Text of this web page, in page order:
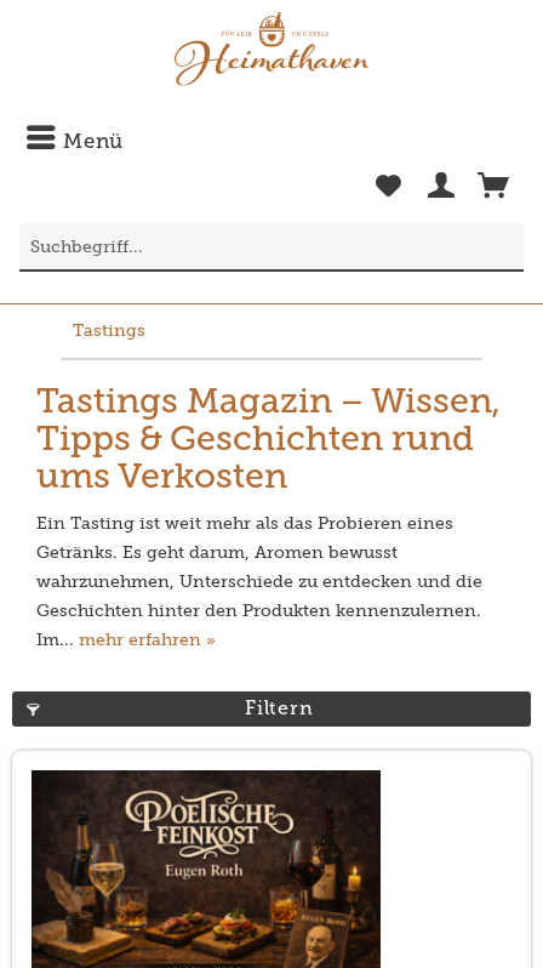
Menü
Tastings
Tastings Magazin – Wissen,
Tipps & Geschichten rund
ums Verkosten
Ein Tasting ist weit mehr als das Probieren eines
Getränks. Es geht darum, Aromen bewusst
wahrzunehmen, Unterschiede zu entdecken und die
Geschichten hinter den Produkten kennenzulernen.
Im... mehr erfahren »
Filtern